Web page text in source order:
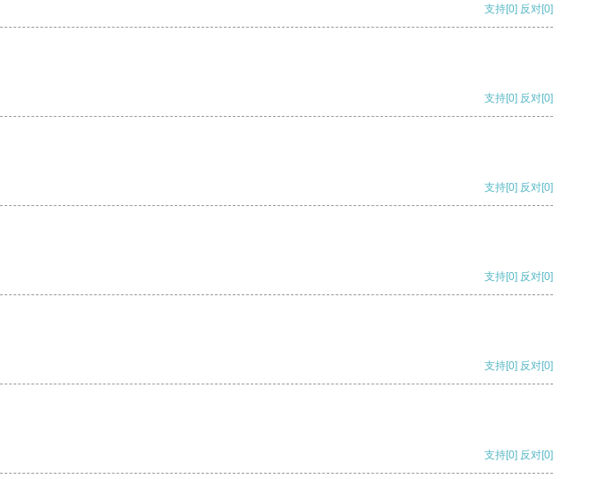
支持[0] 反对[0]
支持[0] 反对[0]
支持[0] 反对[0]
支持[0] 反对[0]
支持[0] 反对[0]
支持[0] 反对[0]